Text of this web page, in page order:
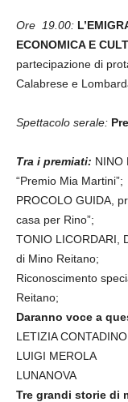
Ore 19.00:
ECONOMICA E
partecipazione di
Calabrese e
Spettacolo serale:
Tra i premiati: NINO
“Premio Mia Martini”;
PROCOLO GUIDA,
casa per Rino”;
TONIO LICORDARI,
di Mino Reitano;
Riconoscimento
Reitano;
Daranno voce a
LETIZIA CONTADINO
LUIGI MEROLA
LUNANOVA
Tre grandi storie di